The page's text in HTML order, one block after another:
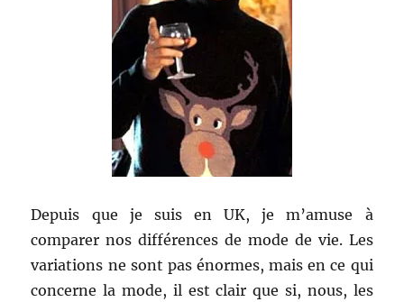
Depuis que je suis en UK, je m’amuse à
comparer nos différences de mode de vie. Les
variations ne sont pas énormes, mais en ce qui
concerne la mode, il est clair que si, nous, les